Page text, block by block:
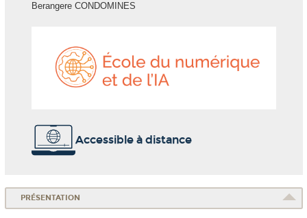
Berangere CONDOMINES
Accessible à distance
PRÉSENTATION